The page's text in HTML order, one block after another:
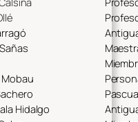
Hidalgo